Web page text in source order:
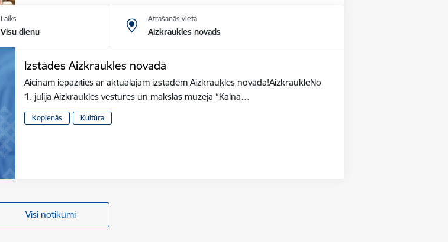
Laiks
Visu dienu
Atrašanās vieta
Aizkraukles novads
Izstādes Aizkraukles novadā
Aicinām iepazīties ar aktuālajām izstādēm Aizkraukles novadā!AizkraukleNo
1. jūlija Aizkraukles vēstures un mākslas muzejā “Kalna…
Kopienās Kultūra
Visi notikumi